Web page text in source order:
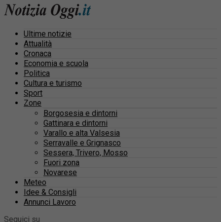
Ultime notizie
Attualità
Cronaca
Economia e scuola
Politica
Cultura e turismo
Sport
Zone
Borgosesia e dintorni
Gattinara e dintorni
Varallo e alta Valsesia
Serravalle e Grignasco
Sessera, Trivero, Mosso
Fuori zona
Novarese
Meteo
Idee & Consigli
Annunci Lavoro
Seguici su